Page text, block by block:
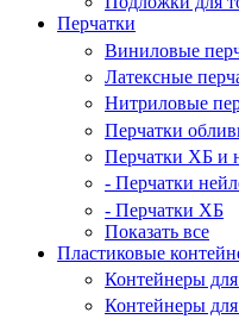
Перчатки
Виниловые
Латексные
Нитриловые
Перчатки
Перчатки ХБ и
- Перчатки
- Перчатки ХБ
Показать все
Пластиковые
Контейнеры
Контейнеры